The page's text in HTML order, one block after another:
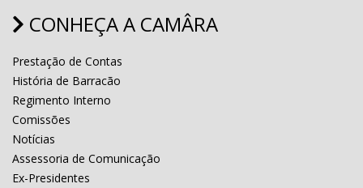
CONHEÇA A CAMÂRA
Prestação de Contas
História de Barracão
Regimento Interno
Comissões
Notícias
Assessoria de Comunicação
Ex-Presidentes